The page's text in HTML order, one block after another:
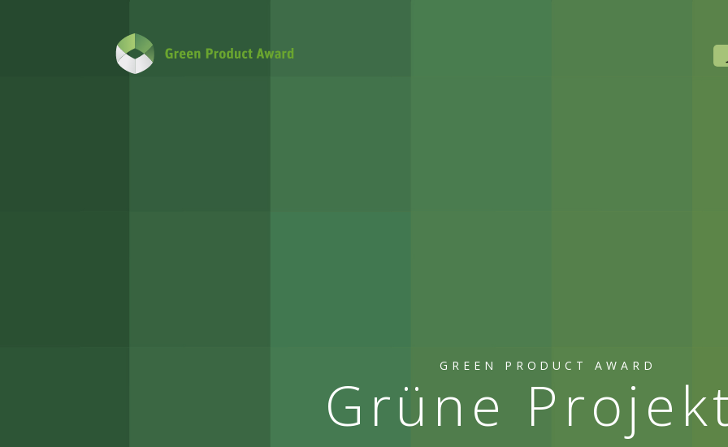
GREEN PRODUCT AWARD
Grüne